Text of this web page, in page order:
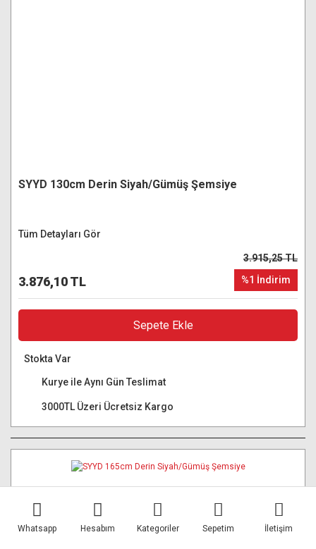
SYYD 130cm Derin Siyah/Gümüş Şemsiye
Tüm Detayları Gör
3.876,10 TL
3.915,25 TL
%1 İndirim
Sepete Ekle
Stokta Var
Kurye ile Aynı Gün Teslimat
3000TL Üzeri Ücretsiz Kargo
Whatsapp Hesabım Kategoriler Sepetim İletişim